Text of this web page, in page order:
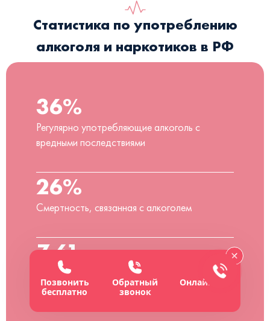
Статистика по употреблению
алкоголя и наркотиков в РФ
36%
Регулярно употребляющие алкоголь с
вредными последствиями
26%
Смертность, связанная с алкоголем
7,61 л
Среднедушевое потребление алкоголя
Позвонить
бесплатно
Обратный
звонок
Онлайн-чат